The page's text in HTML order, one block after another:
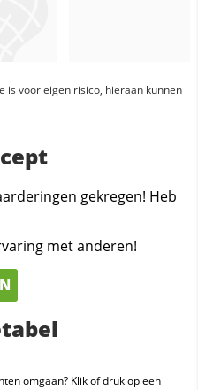
is voor eigen risico, hieraan kunnen
gekregen! Heb
met anderen!
omgaan? Klik of druk op een